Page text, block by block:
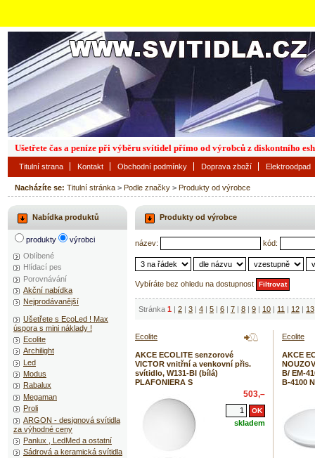
Nacházíte se: Titulní stránka > Podle značky > Produkty od výrobce
Produkty od výrobce
název: kód:
Vybíráte bez ohledu na dostupnost
Stránka 1 | 2 | 3 | 4 | 5 | 6 | 7 | 8 | 9 | 10 | 11 | 12 | 13
Ecolite
AKCE ECOLITE senzorové
VICTOR vnitřní a venkovní přis.
svítidlo, W131-BI (bílá)
PLAFONIERA S
503,–
skladem
Ecolite
AKCE
B/ EM-
B-4100
Nabídka produktů
produkty
výrobci
Oblíbené
Hlídací pes
Porovnávání
Akční nabídka
Nejprodávanější
Ušetřete s EcoLed ! Max
úspora s mini náklady !
Ecolite
Archilight
Led
Modus
Rabalux
Megaman
Proli
ARGON - designová svítidla
za výhodné ceny
Panlux , LedMed a ostatní
Sádrová a keramická svítidla
Titulní strana Kontakt Obchodní podmínky Doprava zboží Elektroodpad
Ušetřete čas a peníze při výběru svítidel přímo od výrobců z diskontního